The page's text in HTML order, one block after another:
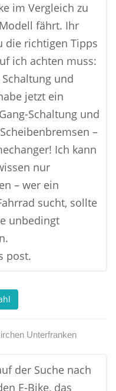
im Vergleich zu
fährt. Ihr
die richtigen Tipps
ich achten muss:
und
jetzt ein
Schaltung und
–
Ich kann
nur
– wer ein
sucht, sollte
unbedingt
post.
Unterfranken
der Suche nach
E-Bike, das